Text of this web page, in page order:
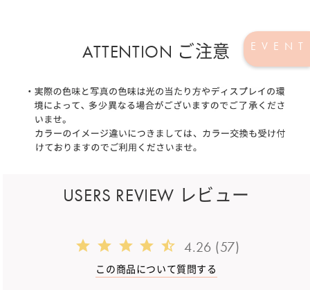
EVENT
ATTENTION ご注意
USERS REVIEW レビュー
4.26 (57)
この商品について質問する